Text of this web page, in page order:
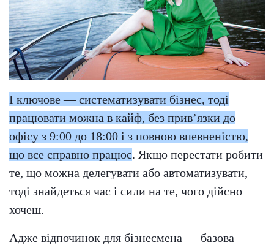
І ключове — систематизувати бізнес, тоді
працювати можна в кайф, без прив’язки до
офісу з 9:00 до 18:00 і з повною впевненістю,
що все справно працює. Якщо перестати робити
те, що можна делегувати або автоматизувати,
тоді знайдеться час і сили на те, чого дійсно
хочеш.
Адже відпочинок для бізнесмена — базова